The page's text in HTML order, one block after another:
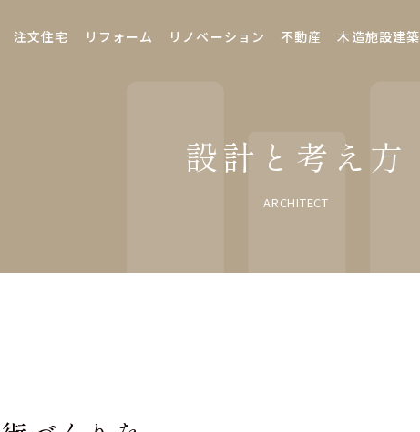
注文住宅 リフォーム リノベーション 不動産 木造施設建築
設計と考え方
ARCHITECT